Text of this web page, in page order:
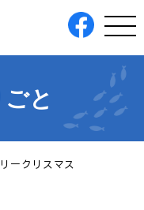
と
ークリスマス